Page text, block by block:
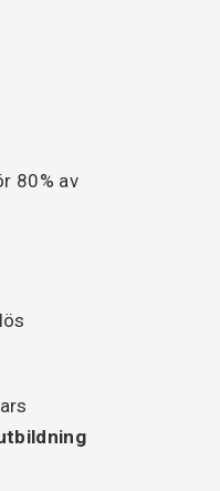
80% av